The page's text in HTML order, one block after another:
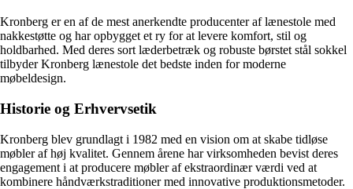
Kronberg er en af ​​de mest anerkendte producenter af lænestole med
nakkestøtte og har opbygget et ry for at levere komfort, stil og
holdbarhed. Med deres sort læderbetræk og robuste børstet stål sokkel
tilbyder Kronberg lænestole det bedste inden for moderne
møbeldesign.
Historie og Erhvervsetik
Kronberg blev grundlagt i 1982 med en vision om at skabe tidløse
møbler af høj kvalitet. Gennem årene har virksomheden bevist deres
engagement i at producere møbler af ekstraordinær værdi ved at
kombinere håndværkstraditioner med innovative produktionsmetoder.